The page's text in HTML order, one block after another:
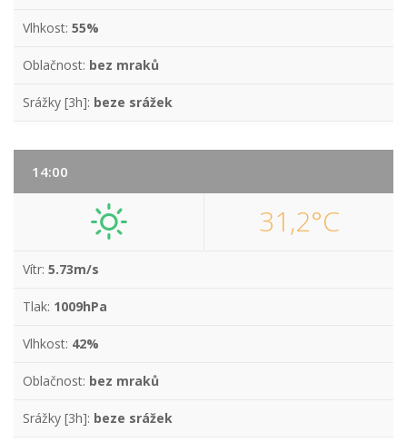
Vlhkost: 55%
Oblačnost: bez mraků
Srážky [3h]: beze srážek
14:00
31,2°C
Vítr: 5.73m/s
Tlak: 1009hPa
Vlhkost: 42%
Oblačnost: bez mraků
Srážky [3h]: beze srážek